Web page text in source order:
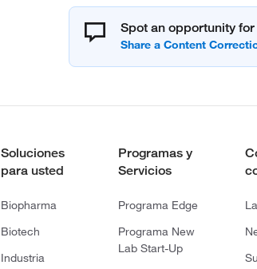
Spot an opportunity
Soluciones
para usted
Biopharma
Biotech
Industria
Programas y
Servicios
Programa Edge
Programa New
Lab Start-Up